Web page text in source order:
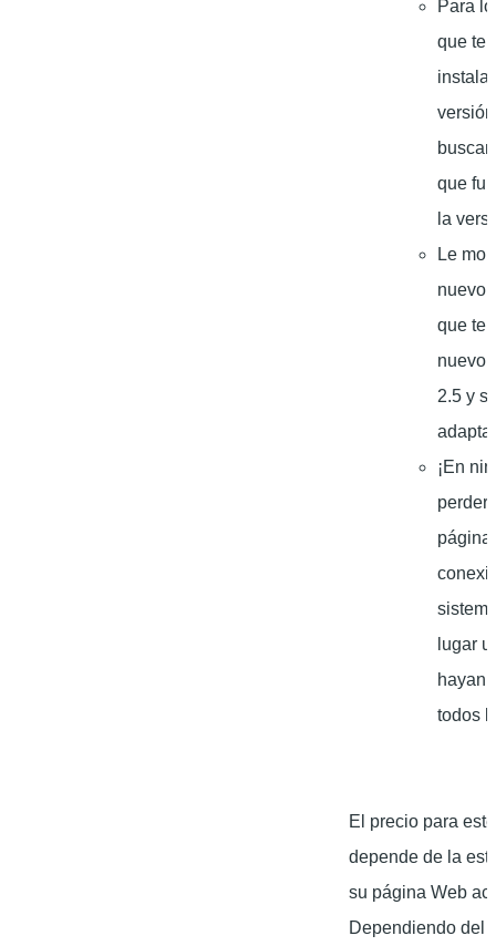
Para
que
que
la
Le
nuevo
que
nuevo
2.5 y
¡En
lugar
hayan
todos
El precio para
depende de la
su página Web
Dependiendo del